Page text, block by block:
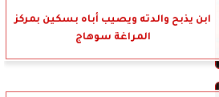
ابن يذبح والدته ويصيب أباه بسكين بمركز
المراغة سوهاج